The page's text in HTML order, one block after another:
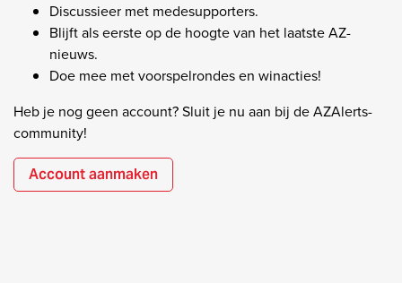
Discussieer met medesupporters.
Blijft als eerste op de hoogte van het laatste AZ-
nieuws.
Doe mee met voorspelrondes en winacties!
Heb je nog geen account? Sluit je nu aan bij de AZAlerts-
community!
Account aanmaken